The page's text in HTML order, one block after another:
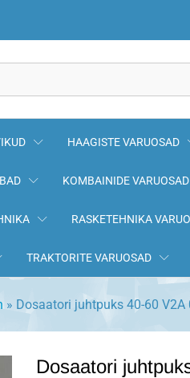
HAAGISTE VARUOSAD
KOMBAINIDE VARUOSAD
RASKETEHNIKA
TRAKTORITE VARUOSAD
» Dosaatori juhtpuks 40-60 V2A
Dosaatori